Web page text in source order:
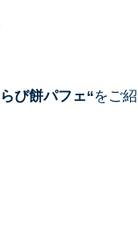
び餅パフェ“をご紹